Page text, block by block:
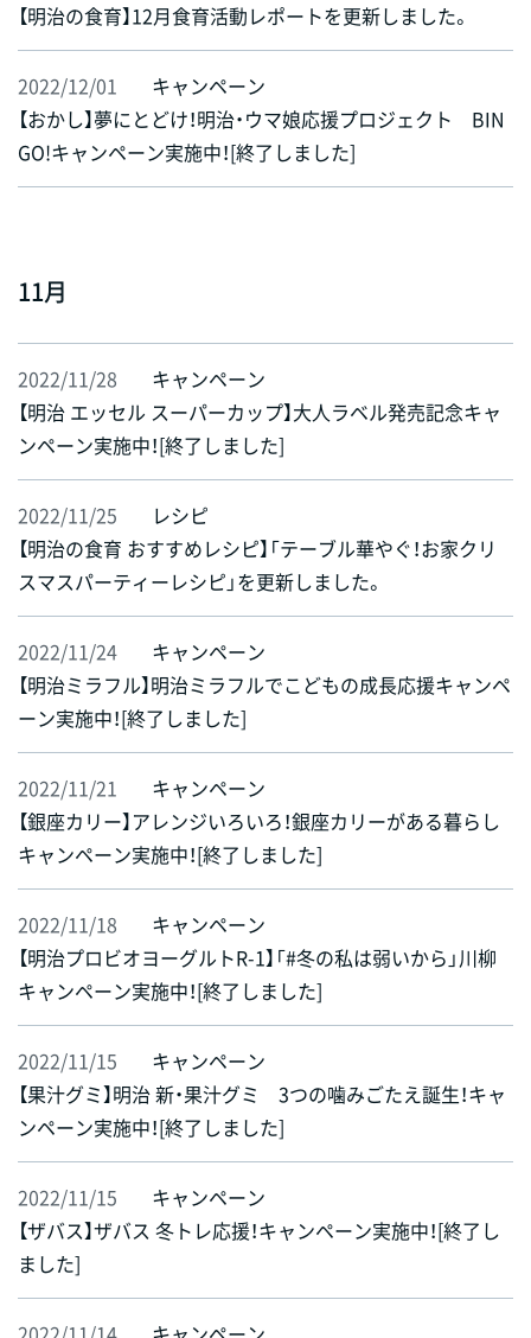
【明治の食育】12月食育活動レポートを更新しました。
2022/12/01
キャンペーン
【おかし】夢にとどけ！明治・ウマ娘応援プロジェクト BIN
GO!キャンペーン実施中！[終了しました]
11月
2022/11/28
キャンペーン
【明治 エッセル スーパーカップ】大人ラベル発売記念キャ
ンペーン実施中！[終了しました]
2022/11/25
レシピ
【明治の食育 おすすめレシピ】「テーブル華やぐ！お家クリ
スマスパーティーレシピ」を更新しました。
2022/11/24
キャンペーン
【明治ミラフル】明治ミラフルでこどもの成長応援キャンペ
ーン実施中！[終了しました]
2022/11/21
キャンペーン
【銀座カリー】アレンジいろいろ！銀座カリーがある暮らし
キャンペーン実施中！[終了しました]
2022/11/18
キャンペーン
【明治プロビオヨーグルトR-1】「#冬の私は弱いから」川柳
キャンペーン実施中！[終了しました]
2022/11/15
キャンペーン
【果汁グミ】明治 新・果汁グミ 3つの噛みごたえ誕生！キャ
ンペーン実施中！[終了しました]
2022/11/15
キャンペーン
【ザバス】ザバス 冬トレ応援！キャンペーン実施中！[終了し
ました]